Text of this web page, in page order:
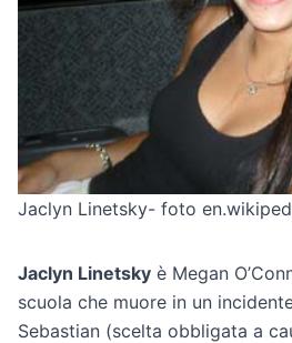
Jaclyn Linetsky- foto
Jaclyn Linetsky è Megan
scuola che muore in un
Sebastian (scelta obbligata a